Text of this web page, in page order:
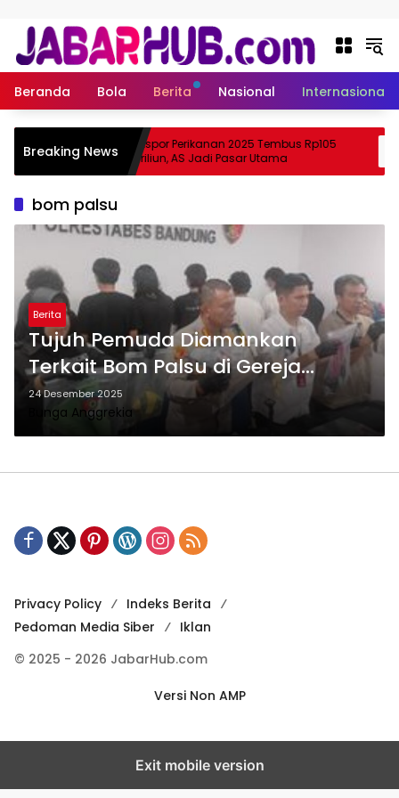
Beranda Bola Berita Nasional Internasional
Breaking News
Suzuki?
Ekspor Perikanan 2025 Tembus Rp105
Triliun, AS Jadi Pasar Utama
bom palsu
Berita
Tujuh Pemuda Diamankan
Terkait Bom Palsu di Gereja
Bandung
24 Desember 2025
Bunga Anggrekia
Privacy Policy
Indeks Berita
Pedoman Media Siber
Iklan
© 2025 - 2026 JabarHub.com
Versi Non AMP
Exit mobile version